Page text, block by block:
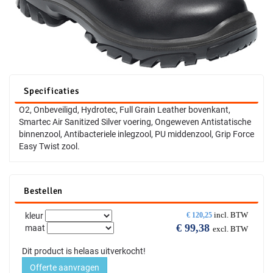
Specificaties
O2, Onbeveiligd, Hydrotec, Full Grain Leather bovenkant,
Smartec Air Sanitized Silver voering, Ongeweven Antistatische
binnenzool, Antibacteriele inlegzool, PU middenzool, Grip Force
Easy Twist zool.
Bestellen
€ 120,25 incl. BTW
€ 99,38 excl. BTW
kleur
maat
Dit product is helaas uitverkocht!
Offerte aanvragen